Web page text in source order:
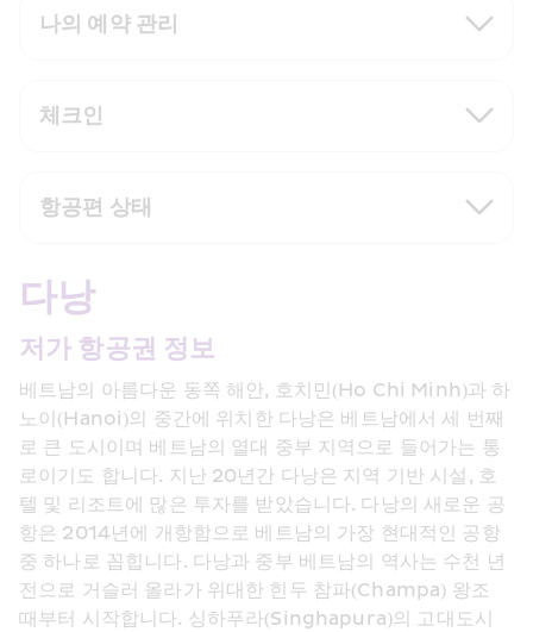
나의 예약 관리
체크인
항공편 상태
다낭
저가 항공권 정보
베트남의 아름다운 동쪽 해안, 호치민(Ho Chi Minh)과 하
노이(Hanoi)의 중간에 위치한 다낭은 베트남에서 세 번째
로 큰 도시이며 베트남의 열대 중부 지역으로 들어가는 통
로이기도 합니다. 지난 20년간 다낭은 지역 기반 시설, 호
텔 및 리조트에 많은 투자를 받았습니다. 다낭의 새로운 공
항은 2014년에 개항함으로 베트남의 가장 현대적인 공항
중 하나로 꼽힙니다. 다낭과 중부 베트남의 역사는 수천 년
전으로 거슬러 올라가 위대한 힌두​​ 참파(Champa) 왕조
때부터 시작합니다. 싱하푸라(Singhapura)의 고대도시